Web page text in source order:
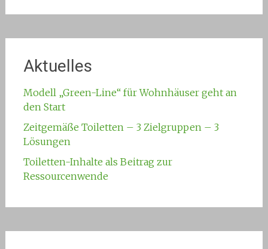
Aktuelles
Modell „Green-Line“ für Wohnhäuser geht an
den Start
Zeitgemäße Toiletten – 3 Zielgruppen – 3
Lösungen
Toiletten-Inhalte als Beitrag zur
Ressourcenwende